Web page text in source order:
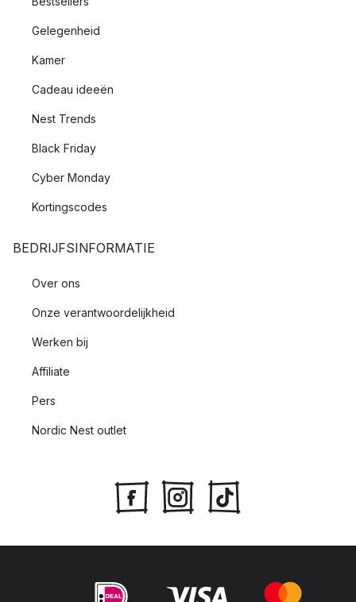
Gelegenheid
Kamer
Cadeau ideeën
Nest Trends
Black Friday
Cyber Monday
Kortingscodes
BEDRIJFSINFORMATIE
Over ons
Onze verantwoordelijkheid
Werken bij
Affiliate
Pers
Nordic Nest outlet